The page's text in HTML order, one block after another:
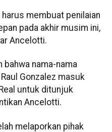
membuat penilaian
pada akhir musim ini,
Ancelotti.
bahwa nama-nama
Gonzalez masuk
untuk ditunjuk
Ancelotti.
melaporkan pihak